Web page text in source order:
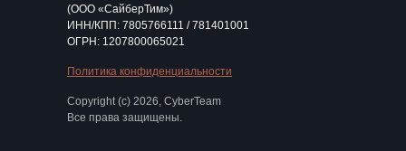
Copyright (c) 2026, CyberTeam
Все права защищены.
Политика конфиденциальности
(ООО «СайберТим»)
ИНН/КПП: 7805766111 / 781401001
ОГРН: 1207800065021